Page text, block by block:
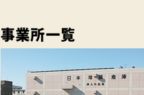
事業所一覧